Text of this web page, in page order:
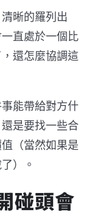
晰的羅列出
直處於一個比
還怎麼協調這
能帶給對方什
是要找一些合
（當然如果是
）。
碰頭會